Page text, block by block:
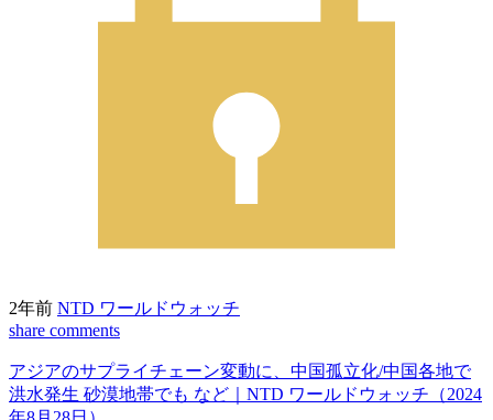
2年前 NTD ワールドウォッチ
share comments
アジアのサプライチェーン変動に、中国孤立化/中国各地で
洪水発生 砂漠地帯でも など｜NTD ワールドウォッチ（2024